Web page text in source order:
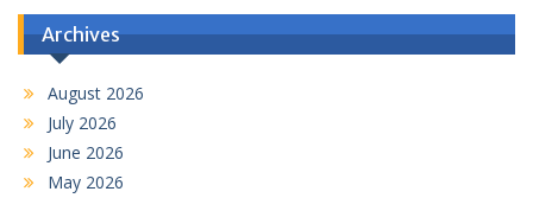
Archives
August 2026
July 2026
June 2026
May 2026